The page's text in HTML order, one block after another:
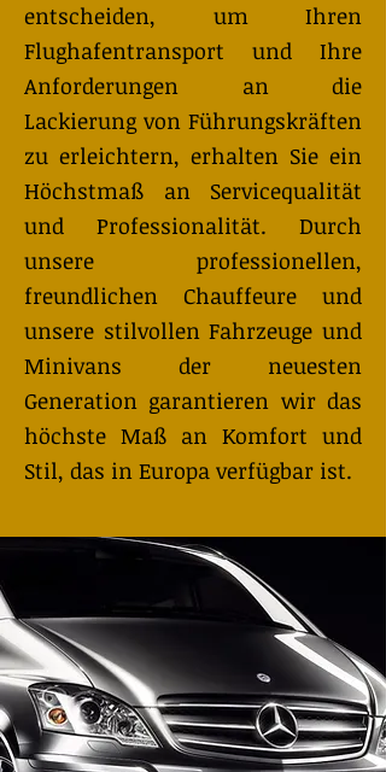
entscheiden, um Ihren
Flughafentransport und Ihre
Anforderungen an die
Lackierung von Führungskräften
zu erleichtern, erhalten Sie ein
Höchstmaß an Servicequalität
und Professionalität. Durch
unsere professionellen,
freundlichen Chauffeure und
unsere stilvollen Fahrzeuge und
Minivans der neuesten
Generation garantieren wir das
höchste Maß an Komfort und
Stil, das in Europa verfügbar ist.